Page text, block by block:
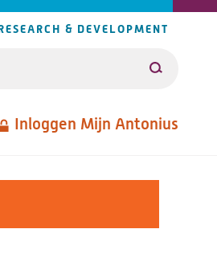
& DEVELOPMENT
Zoeken
Inloggen Mijn Antonius